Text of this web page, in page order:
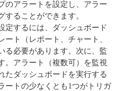
のアラートを設定し、アラー
することができます。
定するには、ダッシュボード
ト（レポート、チャート、
る必要があります。次に、監
。アラート（複数可）を監視
たダッシュボードを実行する
ートの少なくとも1つがトリガ